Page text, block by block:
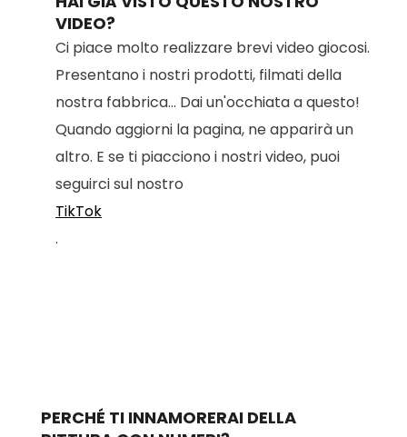
VIDEO?
Ci piace molto realizzare brevi video giocosi.
Presentano i nostri prodotti, filmati della
nostra fabbrica... Dai un'occhiata a questo!
Quando aggiorni la pagina, ne apparirà un
altro. E se ti piacciono i nostri video, puoi
seguirci sul nostro
TikTok
.
PERCHÉ TI INNAMORERAI DELLA